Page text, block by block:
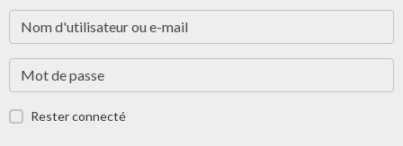
Rester connecté